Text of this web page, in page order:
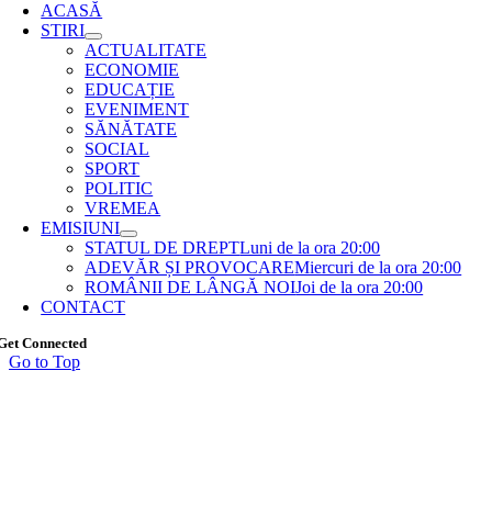
ACASĂ
STIRI
ACTUALITATE
ECONOMIE
EDUCAȚIE
EVENIMENT
SĂNĂTATE
SOCIAL
SPORT
POLITIC
VREMEA
EMISIUNI
STATUL DE DREPTLuni de la ora 20:00
ADEVĂR ȘI PROVOCAREMiercuri de la ora 20:00
ROMÂNII DE LÂNGĂ NOIJoi de la ora 20:00
CONTACT
Connected
Go to Top